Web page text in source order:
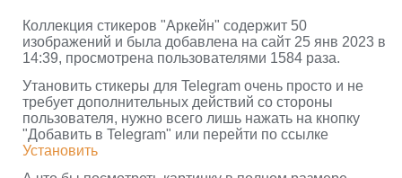
Коллекция стикеров "Аркейн" содержит 50
изображений и была добавлена на сайт 25 янв 2023 в
14:39, просмотрена пользователями 1584 раза.
Утановить стикеры для Telegram очень просто и не
требует дополнительных действий со стороны
пользователя, нужно всего лишь нажать на кнопку
"Добавить в Telegram" или перейти по ссылке
Установить